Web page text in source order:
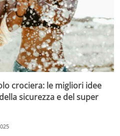
crociera: le migliori idee
sicurezza e del super